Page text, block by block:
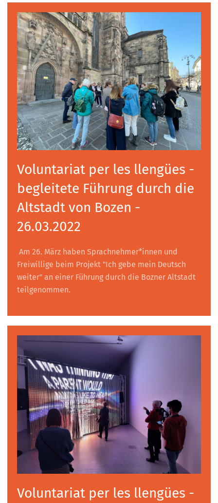
Voluntariat per les llengües -
begleitete Führung durch die
Altstadt von Bozen -
26.03.2022
Am 26. März haben Sprachnehmer*innen und
Freiwillige beim Projekt "Ich gebe mein Deutsch
weiter" an einer Führung durch die Bozner Altstadt
teilgenommen.
Voluntariat per les llengües -